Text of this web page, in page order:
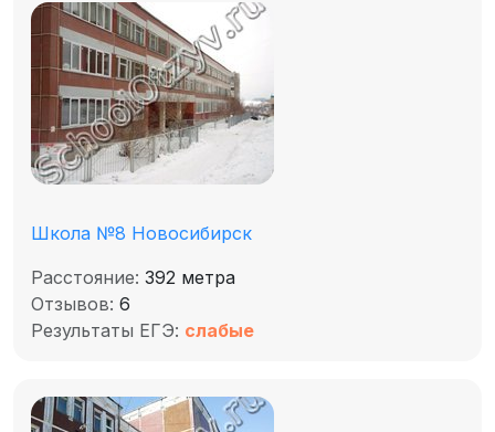
Школа №8 Новосибирск
Расстояние: 392 метра
Отзывов: 6
Результаты ЕГЭ: слабые